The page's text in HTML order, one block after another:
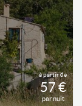
à partir de
57 €
par nuit